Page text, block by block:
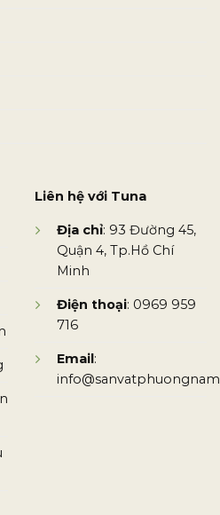
Liên hệ với Tuna
Địa chỉ: 93 Đường 45,
Quận 4, Tp.Hồ Chí
Minh
Điện thoại: 0969 959
716
Email: